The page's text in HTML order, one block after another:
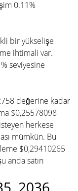
0.11%
bir yükselişe
ihtimali var.
seviyesine
değerine kadar
$0,25578098
herkese
mümkün. Bu
$0,29410265
anda satın
2036